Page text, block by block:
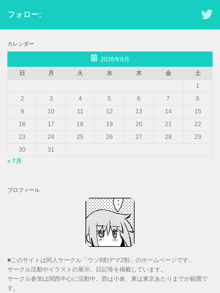
フォロー:
カレンダー
2026年8月
日
月 火 水 木 金
土
1
2
3 4 5 6 7
8
9
10 11 12 13 14
15
16
17 18 19 20 21
22
23
24 25 26 27 28
29
30
31
« 7月
プロフィール
■このサイトは同人サークル「ウソ8割デマ2割」のホームページです。
サークル活動やイラストの展示、日記等を掲載しています。
サークル参加は関西中心に活動中。西は小倉、東は東京あたりまでが範囲で
す。